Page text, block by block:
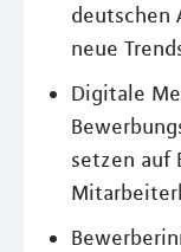
deutschen
neue
Digitale
setzen auf